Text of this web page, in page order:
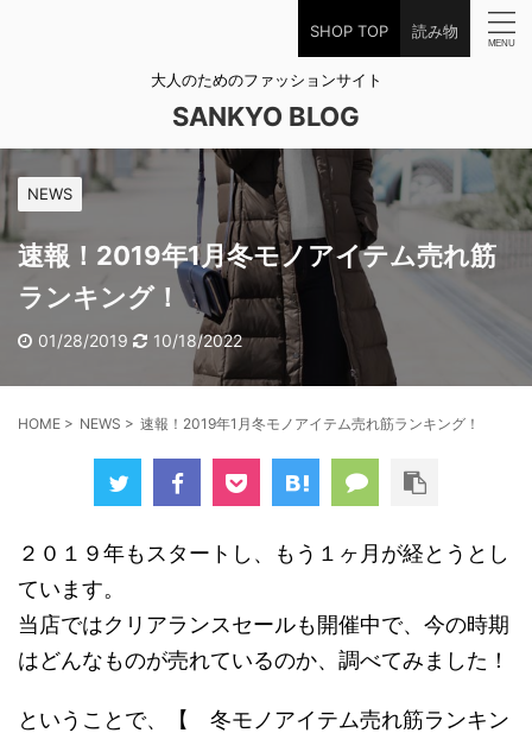
SHOP TOP 読み物
大人のためのファッションサイト
SANKYO BLOG
NEWS
速報！2019年1月冬モノアイテム売れ筋
ランキング！
01/28/2019 10/18/2022
HOME > NEWS > 速報！2019年1月冬モノアイテム売れ筋ランキング！
２０１９年もスタートし、もう１ヶ月が経とうとし
ています。
当店ではクリアランスセールも開催中で、今の時期
はどんなものが売れているのか、調べてみました！
ということで、【 冬モノアイテム売れ筋ランキン